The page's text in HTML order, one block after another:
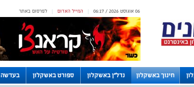
לפרסום באתר | המייל האדום | 06 אוגוסט 2026 / 06:17
חינוך באשקלון נדל"ן באשקלון ספורט באשקלון בעדשה